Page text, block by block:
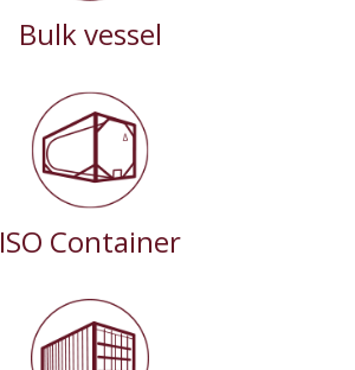
Bulk vessel
ISO Container